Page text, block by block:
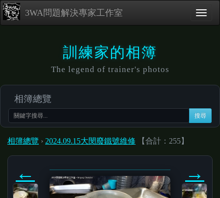
3WA問題解決專家工作室
訓練家的相簿
The legend of trainer's photos
相簿總覽
搜尋
相簿總覽 › 2024.09.15大閔廢鐵號維修 【合計：255】
← →